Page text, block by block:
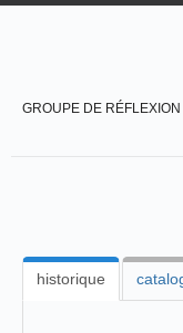
GROUPE DE
historique